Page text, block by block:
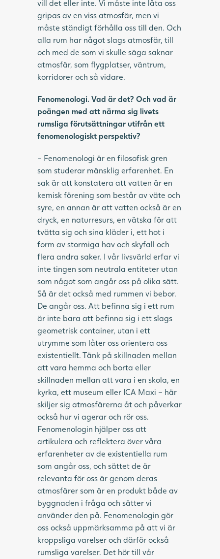
vill det eller inte. Vi måste inte låta oss
gripas av en viss atmosfär, men vi
måste ständigt förhålla oss till den. Och
alla rum har något slags atmosfär, till
och med de som vi skulle säga saknar
atmosfär, som flygplatser, väntrum,
korridorer och så vidare.
Fenomenologi. Vad är det? Och vad är
poängen med att närma sig livets
rumsliga förutsättningar utifrån ett
fenomenologiskt perspektiv?
– Fenomenologi är en filosofisk gren
som studerar mänsklig erfarenhet. En
sak är att konstatera att vatten är en
kemisk förening som består av väte och
syre, en annan är att vatten också är en
dryck, en naturresurs, en vätska för att
tvätta sig och sina kläder i, ett hot i
form av stormiga hav och skyfall och
flera andra saker. I vår livsvärld erfar vi
inte tingen som neutrala entiteter utan
som något som angår oss på olika sätt.
Så är det också med rummen vi bebor.
De angår oss. Att befinna sig i ett rum
är inte bara att befinna sig i ett slags
geometrisk container, utan i ett
utrymme som låter oss orientera oss
existentiellt. Tänk på skillnaden mellan
att vara hemma och borta eller
skillnaden mellan att vara i en skola, en
kyrka, ett museum eller ICA Maxi – här
skiljer sig atmosfärerna åt och påverkar
också hur vi agerar och rör oss.
Fenomenologin hjälper oss att
artikulera och reflektera över våra
erfarenheter av de existentiella rum
som angår oss, och sättet de är
relevanta för oss är genom deras
atmosfärer som är en produkt både av
byggnaden i fråga och sätter vi
använder den på. Fenomenologin gör
oss också uppmärksamma på att vi är
kroppsliga varelser och därför också
rumsliga varelser. Det hör till vår